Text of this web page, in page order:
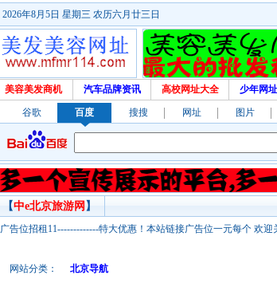
2026年8月5日 星期三 农历六月廿三日
美容美发商机 汽车品牌资讯 高校网址大全 少年网
谷歌 百度 搜搜 网址 图片
【中e北京旅游网 】
广告位招租11-------------特大优惠！本站链接广告位一元每个 欢
网站分类：
北京导航